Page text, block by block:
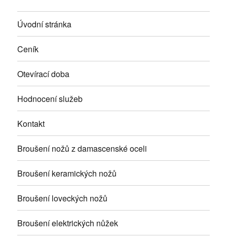
Úvodní stránka
Ceník
Otevírací doba
Hodnocení služeb
Kontakt
Broušení nožů z damascenské oceli
Broušení keramických nožů
Broušení loveckých nožů
Broušení elektrických nůžek